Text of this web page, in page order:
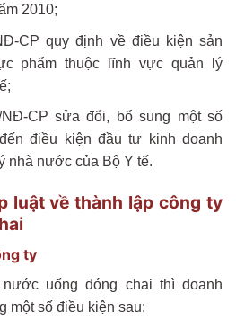
2010;
CP quy định về điều kiện sản
phẩm thuộc lĩnh vực quản lý
NĐ-CP sửa đổi, bổ sung một số
điều kiện đầu tư kinh doanh
nhà nước của Bộ Y tế.
luật về thành lập công ty
ty
uống đóng chai thì doanh
một số điều kiện sau: